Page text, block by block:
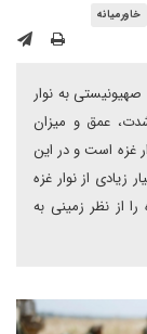
خاورمیانه
به نوار
عمق و میزان
غزه است و در این
از نوار غزه
از نظر زمینی به